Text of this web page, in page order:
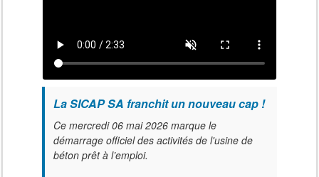
La SICAP SA franchit un nouveau cap !
Ce mercredi 06 mai 2026 marque le
démarrage officiel des activités de l'usine de
béton prêt à l’emploi.